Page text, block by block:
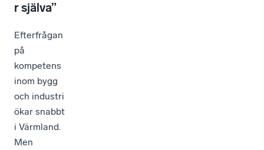
r själva”
Efterfrågan
på
kompetens
inom bygg
och industri
ökar snabbt
i Värmland.
Men